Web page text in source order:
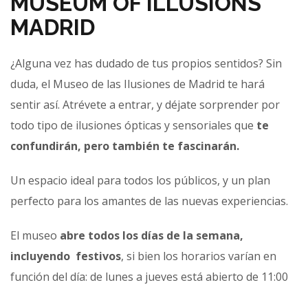
MADRID
¿Alguna vez has dudado de tus propios sentidos? Sin
duda, el Museo de las Ilusiones de Madrid te hará
sentir así. Atrévete a entrar, y déjate sorprender por
todo tipo de ilusiones ópticas y sensoriales que te
confundirán, pero también te fascinarán.
Un espacio ideal para todos los públicos, y un plan
perfecto para los amantes de las nuevas experiencias.
El museo abre todos los días de la semana,
incluyendo festivos, si bien los horarios varían en
función del día: de lunes a jueves está abierto de 11:00